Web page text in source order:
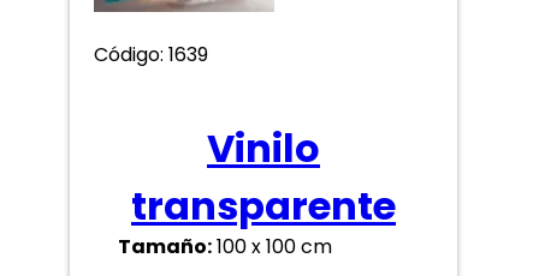
Código: 1639
Vinilo
transparente
Tamaño:100 x 100 cm